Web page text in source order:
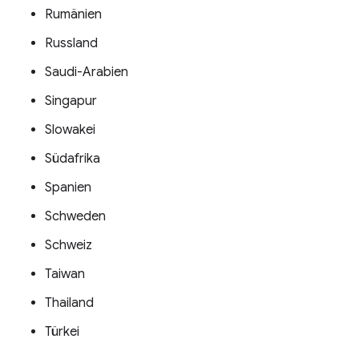
Rumänien
Russland
Saudi-Arabien
Singapur
Slowakei
Südafrika
Spanien
Schweden
Schweiz
Taiwan
Thailand
Türkei